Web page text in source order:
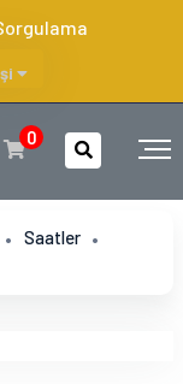
0
Saatler